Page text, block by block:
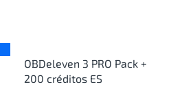
OBDeleven 3 PRO Pack +
200 créditos ES